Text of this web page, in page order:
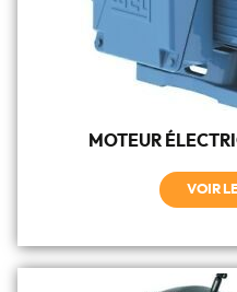
MOTEUR
VOIR